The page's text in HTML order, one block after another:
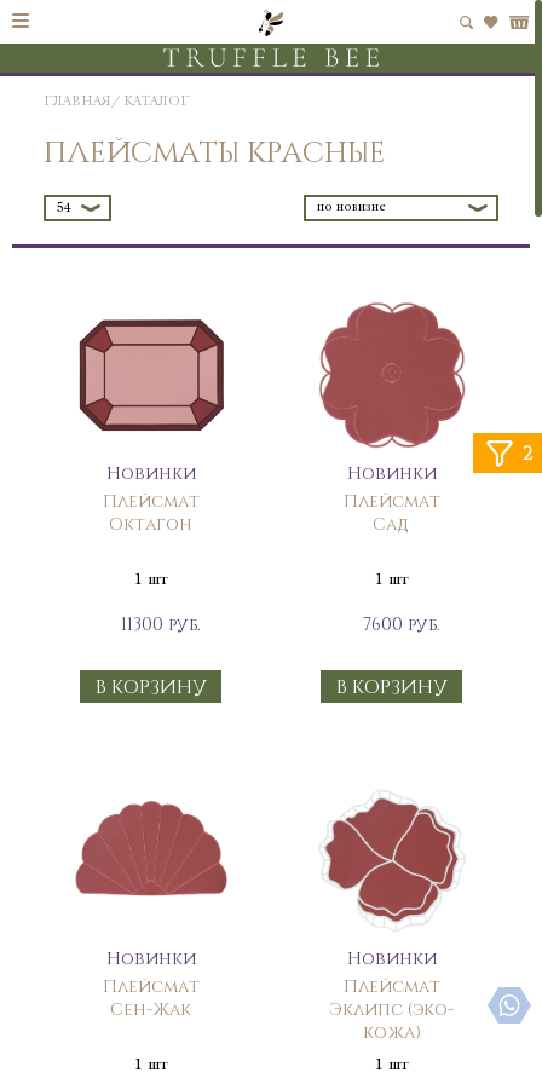
ГЛАВНАЯ КАТАЛОГ
ПЛЕЙСМАТЫ КРАСНЫЕ
54 по новизне
2
Новинки
Плейсмат
Октагон
1 шт
11300 руб.
В КОРЗИНУ
Новинки
Плейсмат
Сад
1 шт
7600 руб.
В КОРЗИНУ
Новинки
Плейсмат
Сен-Жак
1 шт
Новинки
Плейсмат
Эклипс (эко-
кожа)
1 шт